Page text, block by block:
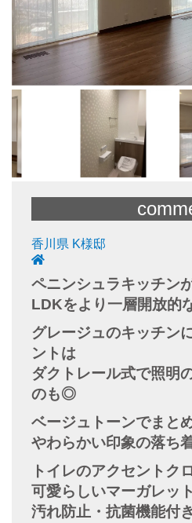
香川県 K様邸
ペニンシュラキッチン
LDKをより一層開放的
グレージュのキッチン
ントは
ダクトレール式で照明
のも◎
ベージュトーンでまと
やわらかい印象の落ち
トイレのアクセントク
可愛らしいマーガレッ
汚れ防止・抗菌機能付